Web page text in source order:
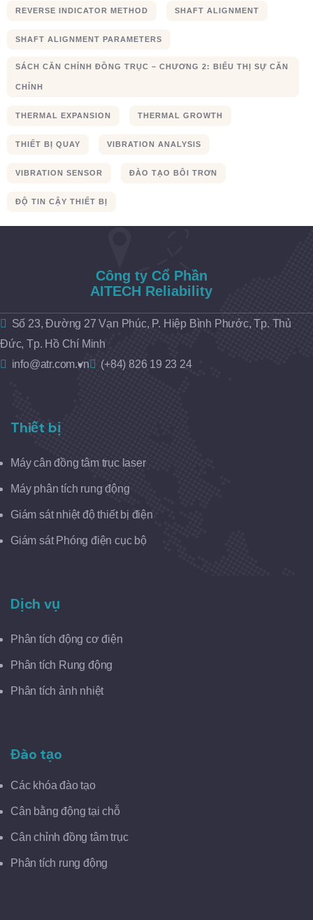
REVERSE INDICATOR METHOD SHAFT ALIGNMENT
SHAFT ALIGNMENT PARAMETERS
SÁCH CĂN CHỈNH ĐỒNG TRỤC – CHƯƠNG 2: BIỂU THỊ SỰ CĂN
CHỈNH
THERMAL EXPANSION THERMAL GROWTH
THIẾT BỊ QUAY VIBRATION ANALYSIS
VIBRATION SENSOR ĐÀO TẠO BÔI TRƠN
ĐỘ TIN CẬY THIẾT BỊ
Công ty Cổ Phần
AITECH Reliability
Số 23, Đường 27 Vạn Phúc, P. Hiệp Bình Phước, Tp. Thủ
Đức, Tp. Hồ Chí Minh
info@atr.com.vn
(+84) 826 19 23 24
Thiết bị
Máy cân đồng tâm trục laser
Máy phân tích rung động
Giám sát nhiệt độ thiết bị điện
Giám sát Phóng điện cục bộ
Dịch vụ
Phân tích động cơ điện
Phân tích Rung động
Phân tích ảnh nhiệt
Đào tạo
Các khóa đào tạo
Cân bằng động tại chỗ
Cân chỉnh đồng tâm trục
Phân tích rung động